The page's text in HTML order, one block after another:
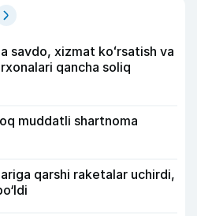
savdo, xizmat koʻrsatish va
qancha soliq
muddatli shartnoma
qarshi raketalar uchirdi,